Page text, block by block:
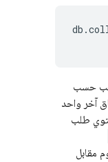
حسب
آخر واحد
طلب
مقابل